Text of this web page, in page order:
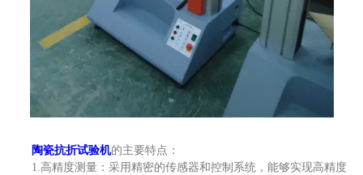
陶瓷抗折试验机的主要特点：
1.高精度测量：采用精密的传感器和控制系统，能够实现高精度